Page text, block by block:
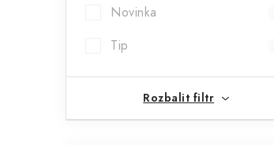
Novinka
Tip
Rozbalit filtr